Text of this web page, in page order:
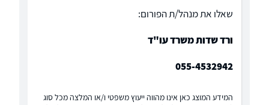
שאלו את מנהל/ת הפורום:
ורד שדות משרד עו"ד
055-4532942
המידע המוצג כאן אינו מהווה ייעוץ משפטי ו/או המלצה מכל סוג